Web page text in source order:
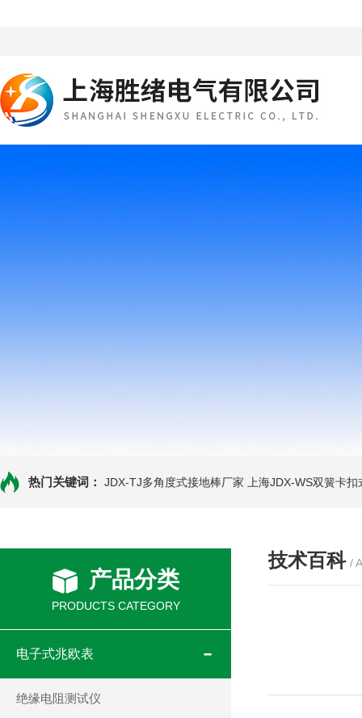
热门关键词： JDX-TJ多角度式接地棒厂家 上海JDX-WS双簧卡
产品分类
PRODUCTS CATEGORY
电子式兆欧表
绝缘电阻测试仪
技术百科 /